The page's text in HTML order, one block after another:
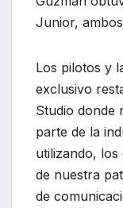
Junior,
Los pilotos y
exclusivo
Studio donde
parte de la
utilizando,
de nuestra
de